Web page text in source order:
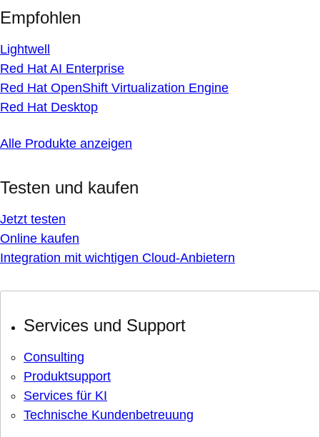
Empfohlen
Lightwell
Red Hat AI Enterprise
Red Hat OpenShift Virtualization Engine
Red Hat Desktop
Alle Produkte anzeigen
Testen und kaufen
Jetzt testen
Online kaufen
Integration mit wichtigen Cloud-Anbietern
Services und Support
Consulting
Produktsupport
Services für KI
Technische Kundenbetreuung